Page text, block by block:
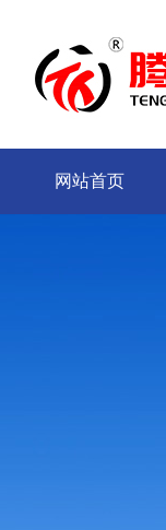
网站首页